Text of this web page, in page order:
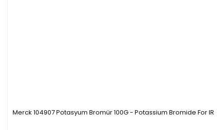
Merck 104907 Potasyum Bromür 100G - Potassium Bromide For IR